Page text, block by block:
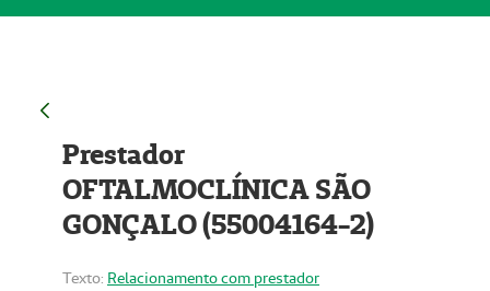
Prestador
OFTALMOCLÍNICA SÃO
GONÇALO (55004164-2)
Texto: Relacionamento com prestador